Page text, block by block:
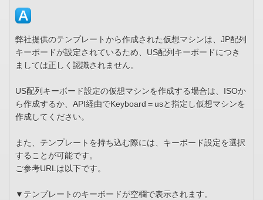
弊社提供のテンプレートから作成された仮想マシンは、JP配列
キーボードが設定されているため、US配列キーボードにつき
ましては正しく認識されません。
US配列キーボード設定の仮想マシンを作成する場合は、ISOか
ら作成するか、API経由でKeyboard＝usと指定し仮想マシンを
作成してください。
また、テンプレートを持ち込む際には、キーボード設定を選択
することが可能です。
ご参考URLは以下です。
▼テンプレートのキーボードが空欄で表示されます。